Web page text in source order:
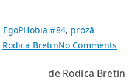
EgoPHobia #84, proză
Rodica BretinNo Comments
de Rodica Bretin